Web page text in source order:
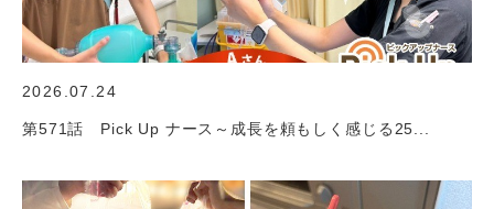
2026.07.24
第571話 Pick Up ナース～成長を頼もしく感じる25...